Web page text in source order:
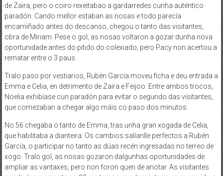
de Zaira, pero o coiro rexeitabao a gardarredes cunha auténtico
paradón. Cando mellor estaban as nosas e todo parecía
encamiñado antes do descanso, chegou o tanto das visitantes,
obra de Miriam. Pese o gol, as nosas voltaron a gozar dunha nova
oportunidade antes do pitido do colexiado, pero Pacy non acertou a
rematar entre o 3 paus.
Tralo paso por vestiarios, Rubén García moveu ficha e deu entrada a
Emma e Celia, en detrimento de Zaira e Feijoo. Entre ambos trocos,
Noelia exhibíase cun paradón para evitar o segundo das visitantes,
que comezaban a chegar algo máis co paso dos minutos.
No 56 chegaba o tanto de Emma, tras unha gran xogada de Celia,
que habilitaba a dianteira. Os cambios salíanlle perfectos a Rubén
García, o participar no tanto as dúas recén ingresadas no terreo de
xogo. Tralo gol, as nosas gozaron dalgunhas oportunidades de
ampliar as vantaxes, pero non foron quen de anotar. As visitantes